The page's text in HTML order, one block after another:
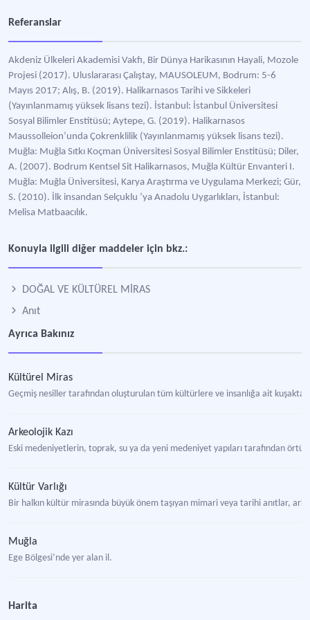
Referanslar
Akdeniz Ülkeleri Akademisi Vakfı, Bir Dünya Harikasının Hayali, Mozole
Projesi (2017). Uluslararası Çalıştay, MAUSOLEUM, Bodrum: 5-6
Mayıs 2017; Alış, B. (2019). Halikarnasos Tarihi ve Sikkeleri
(Yayınlanmamış yüksek lisans tezi). İstanbul: İstanbul Üniversitesi
Sosyal Bilimler Enstitüsü; Aytepe, G. (2019). Halikarnasos
Maussolleion’unda Çokrenklilik (Yayınlanmamış yüksek lisans tezi).
Muğla: Muğla Sıtkı Koçman Üniversitesi Sosyal Bilimler Enstitüsü; Diler,
A. (2007). Bodrum Kentsel Sit Halikarnasos, Muğla Kültür Envanteri I.
Muğla: Muğla Üniversitesi, Karya Araştırma ve Uygulama Merkezi; Gür,
S. (2010). İlk insandan Selçuklu ’ya Anadolu Uygarlıkları, İstanbul:
Melisa Matbaacılık.
Konuyla ilgili diğer maddeler için bkz.:
DOĞAL VE KÜLTÜREL MİRAS
Anıt
Ayrıca Bakınız
Kültürel Miras
Geçmiş nesiller tarafından oluşturulan tüm kültürlere ve insanlığa ait
Arkeolojik Kazı
Eski medeniyetlerin, toprak, su ya da yeni medeniyet yapıları tarafından
Kültür Varlığı
Bir halkın kültür mirasında büyük önem taşıyan mimari veya tarihi anıtlar,
Muğla
Ege Bölgesi’nde yer alan il.
Harita